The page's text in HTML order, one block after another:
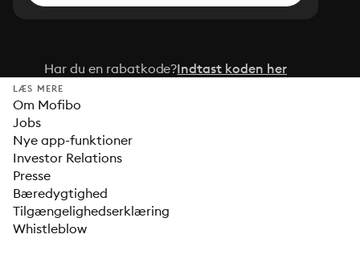
Har du en rabatkode?Indtast koden her
LÆS MERE
Om Mofibo
Jobs
Nye app-funktioner
Investor Relations
Presse
Bæredygtighed
Tilgængelighedserklæring
Whistleblow